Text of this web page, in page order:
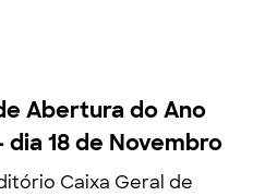
Abertura do Ano
dia 18 de Novembro
Caixa Geral de